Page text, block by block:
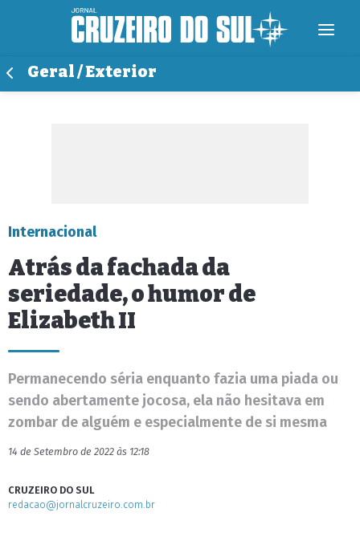
Geral / Exterior
Internacional
Atrás da fachada da
seriedade, o humor de
Elizabeth II
Permanecendo séria enquanto fazia uma piada ou
sendo abertamente jocosa, ela não hesitava em
zombar de alguém e especialmente de si mesma
14 de Setembro de 2022 às 12:18
CRUZEIRO DO SUL
redacao@jornalcruzeiro.com.br